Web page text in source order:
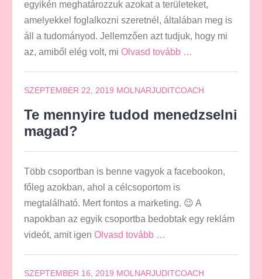
egyikén meghatározzuk azokat a területeket,
amelyekkel foglalkozni szeretnél, általában meg is
áll a tudományod. Jellemzően azt tudjuk, hogy mi
az, amiből elég volt, mi Olvasd tovább …
SZEPTEMBER 22, 2019 MOLNARJUDITCOACH
Te mennyire tudod menedzselni
magad?
Több csoportban is benne vagyok a facebookon,
főleg azokban, ahol a célcsoportom is
megtalálható. Mert fontos a marketing. 😉 A
napokban az egyik csoportba bedobtak egy reklám
videót, amit igen Olvasd tovább …
SZEPTEMBER 16, 2019 MOLNARJUDITCOACH